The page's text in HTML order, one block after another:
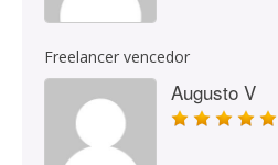
Freelancer vencedor
Augusto V